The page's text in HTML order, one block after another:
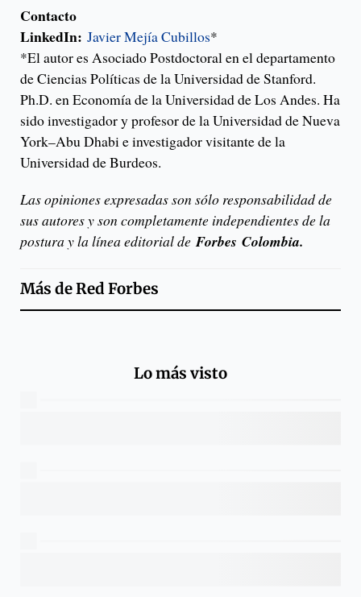
Contacto
LinkedIn: Javier Mejía Cubillos*
*El autor es Asociado Postdoctoral en el departamento
de Ciencias Políticas de la Universidad de Stanford.
Ph.D. en Economía de la Universidad de Los Andes. Ha
sido investigador y profesor de la Universidad de Nueva
York–Abu Dhabi e investigador visitante de la
Universidad de Burdeos.
Las opiniones expresadas son sólo responsabilidad de
sus autores y son completamente independientes de la
postura y la línea editorial deForbes Colombia.
Más deRed Forbes
Lo más visto